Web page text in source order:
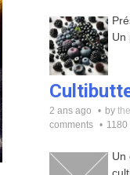
Un
2 ans ago by
comments
Un